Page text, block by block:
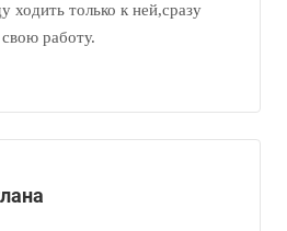
ходить только к ней,сразу
работу.